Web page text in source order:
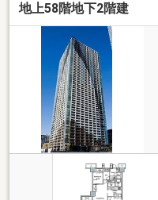
地上58階地下2階建